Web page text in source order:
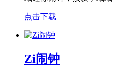
点击下载
Zi闹钟